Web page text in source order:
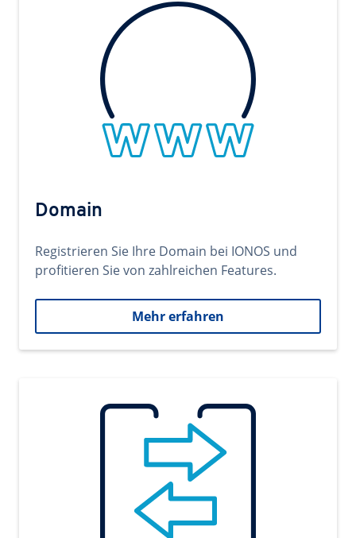
Domain
Registrieren Sie Ihre Domain bei IONOS und
profitieren Sie von zahlreichen Features.
Mehr erfahren